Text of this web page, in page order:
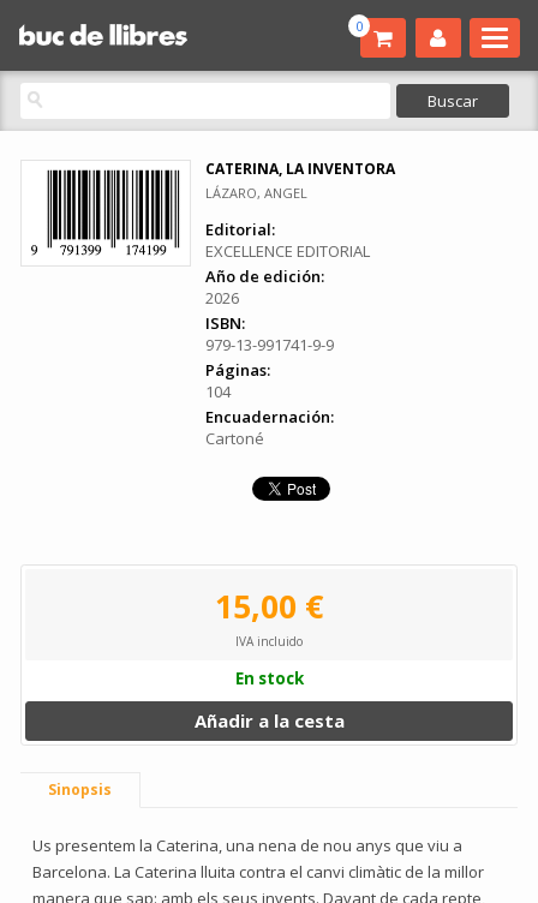
0
CATERINA, LA INVENTORA
LÁZARO, ANGEL
Editorial:
EXCELLENCE EDITORIAL
Año de edición:
2026
ISBN:
979-13-991741-9-9
Páginas:
104
Encuadernación:
Cartoné
15,00 €
IVA incluido
En stock
Añadir a la cesta
Sinopsis
Us presentem la Caterina, una nena de nou anys que viu a
Barcelona. La Caterina lluita contra el canvi climàtic de la millor
manera que sap: amb els seus invents. Davant de cada repte,